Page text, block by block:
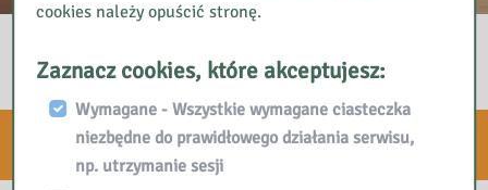
E-usługi
cookies należy opuścić stronę.
Zaznacz cookies, które akceptujesz:
Wymagane - Wszystkie wymagane ciasteczka
niezbędne do prawidłowego działania serwisu,
np. utrzymanie sesji